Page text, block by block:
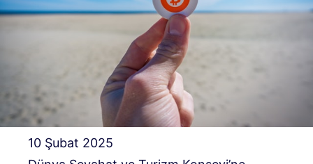
10 Şubat 2025